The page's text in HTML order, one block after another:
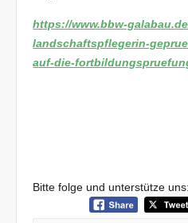
https://www.bbw-
landschaftspflegerin-
auf-die-
Bitte folge und unterstütze uns: